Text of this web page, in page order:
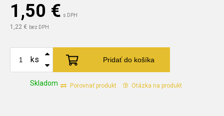
1,50 € s DPH
1,22 € bez DPH
Skladom
ks Pridať do košíka
Porovnať produkt Otázka na produkt